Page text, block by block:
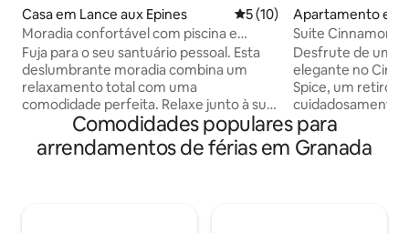
Casa em Lance aux Epines Classificação média de 5
5 (10)
Moradia confortável com piscina e
acesso à praia.
Fuja para o seu santuário pessoal. Esta
deslumbrante moradia combina um
relaxamento total com uma
comodidade perfeita. Relaxe junto à sua
piscina privativa e cintilante ou faça um
passeio de 2 minutos até à praia
adjacente. Embora se sinta a mundos de
Apartamento em
Suite Cinnamon,
Centro de St.
Desfrute de uma
elegante no
Spice, um retiro
cuidadosamente
de St. George's.
inferior da nossa
construída, esta
Comodidades populares para
arrendamentos de férias em Granada